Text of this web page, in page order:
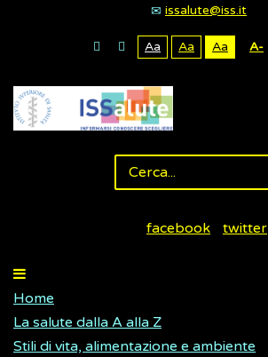
issalute@iss.it
Aa Aa Aa A-
facebook twitter
Home
La salute dalla A alla Z
Stili di vita, alimentazione e ambiente